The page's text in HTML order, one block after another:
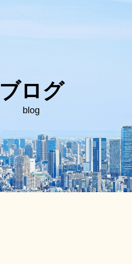
ブログ
blog